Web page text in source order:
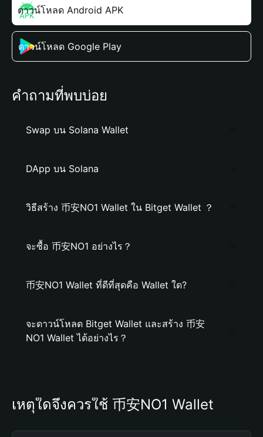
ดาวน์โหลด Android APK
ดาวน์โหลด Google Play
คำถามที่พบบ่อย
Swap บน Solana Wallet
DApp บน Solana
วิธีสร้าง 币安NO1 Wallet ใน Bitget Wallet ？
จะซื้อ 币安NO1 อย่างไร？
币安NO1 Wallet ที่ดีที่สุดคือ Wallet ใด?
จะดาวน์โหลด Bitget Wallet และสร้าง 币安
NO1 Wallet ได้อย่างไร？
เหตุใดจึงควรใช้ 币安NO1 Wallet